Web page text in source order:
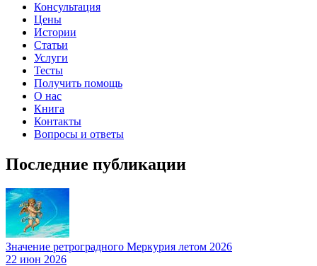
Консультация
Цены
Истории
Статьи
Услуги
Тесты
Получить помощь
О нас
Книга
Контакты
Вопросы и ответы
Последние публикации
Значение ретроградного Меркурия летом 2026
22 июн 2026